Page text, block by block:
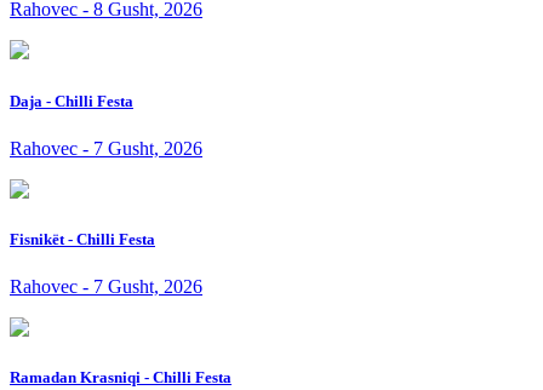
Rahovec - 8 Gusht, 2026
Daja - Chilli Festa
Rahovec - 7 Gusht, 2026
Fisnikët - Chilli Festa
Rahovec - 7 Gusht, 2026
Ramadan Krasniqi - Chilli Festa